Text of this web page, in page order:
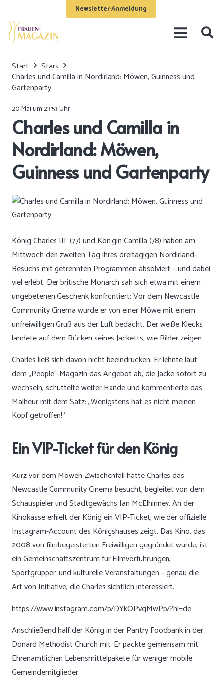
Newsletter-Anmeldung
Start
Stars
Charles und Camilla in Nordirland: Möwen, Guinness und
Gartenparty
20 Mai um 23:53 Uhr
Charles und Camilla in
Nordirland: Möwen,
Guinness und Gartenparty
König Charles III. (77) und Königin Camilla (78) haben am
Mittwoch den zweiten Tag ihres dreitägigen Nordirland-
Besuchs mit getrennten Programmen absolviert – und dabei
viel erlebt. Der britische Monarch sah sich etwa mit einem
ungebetenen Geschenk konfrontiert: Vor dem Newcastle
Community Cinema wurde er von einer Möwe mit einem
unfreiwilligen Gruß aus der Luft bedacht. Der weiße Klecks
landete auf dem Rücken seines Jacketts, wie Bilder zeigen.
Charles ließ sich davon nicht beeindrucken. Er lehnte laut
dem „People“-Magazin das Angebot ab, die Jacke sofort zu
wechseln, schüttelte weiter Hände und kommentierte das
Malheur mit dem Satz: „Wenigstens hat es nicht meinen
Kopf getroffen!“
Ein VIP-Ticket für den König
Kurz vor dem Möwen-Zwischenfall hatte Charles das
Newcastle Community Cinema besucht, begleitet von dem
Schauspieler und Stadtgewächs Ian McElhinney. An der
Kinokasse erhielt der König ein VIP-Ticket, wie der offizielle
Instagram-Account des Königshauses zeigt. Das Kino, das
2008 von filmbegeisterten Freiwilligen gegründet wurde, ist
ein Gemeinschaftszentrum für Filmvorführungen,
Sportgruppen und kulturelle Veranstaltungen – genau die
Art von Initiative, die Charles sichtlich interessiert.
https://www.instagram.com/p/DYkOPvqMwPp/?hl=de
Anschließend half der König in der Pantry Foodbank in der
Donard Methodist Church mit: Er packte gemeinsam mit
Ehrenamtlichen Lebensmittelpakete für weniger mobile
Gemeindemitglieder.